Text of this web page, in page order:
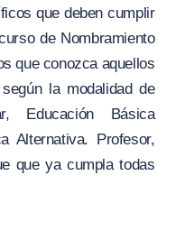
que deben cumplir
de Nombramiento
que conozca aquellos
la modalidad de
Educación Básica
Alternativa. Profesor,
que ya cumpla todas